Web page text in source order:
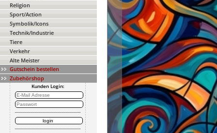
Religion
Sport/Action
Symbolik/Icons
Technik/Industrie
Tiere
Verkehr
Alte Meister
Gutschein bestellen
Zubehörshop
Kunden Login: